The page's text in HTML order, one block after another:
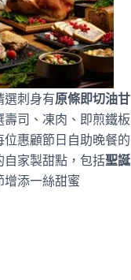
選刺身有原條即切油甘
司、凍肉、即煎鐵板
惠顧節日自助晚餐的
自家製甜點，包括聖誕
增添一絲甜蜜